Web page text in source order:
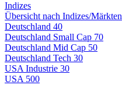
Indizes
Übersicht nach Indizes/Märkten
Deutschland 40
Deutschland Small Cap 70
Deutschland Mid Cap 50
Deutschland Tech 30
USA Industrie 30
USA 500